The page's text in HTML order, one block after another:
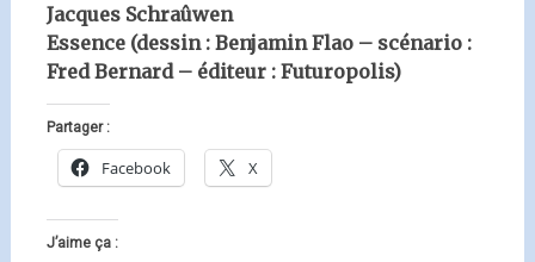
Jacques Schraûwen
Essence (dessin : Benjamin Flao – scénario :
Fred Bernard – éditeur : Futuropolis)
Partager :
Facebook X
J’aime ça :